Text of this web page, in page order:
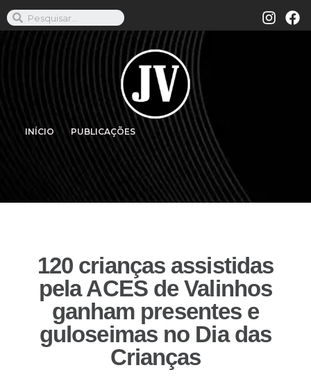
INÍCIO PUBLICAÇÕES
120 crianças assistidas
pela ACES de Valinhos
ganham presentes e
guloseimas no Dia das
Crianças